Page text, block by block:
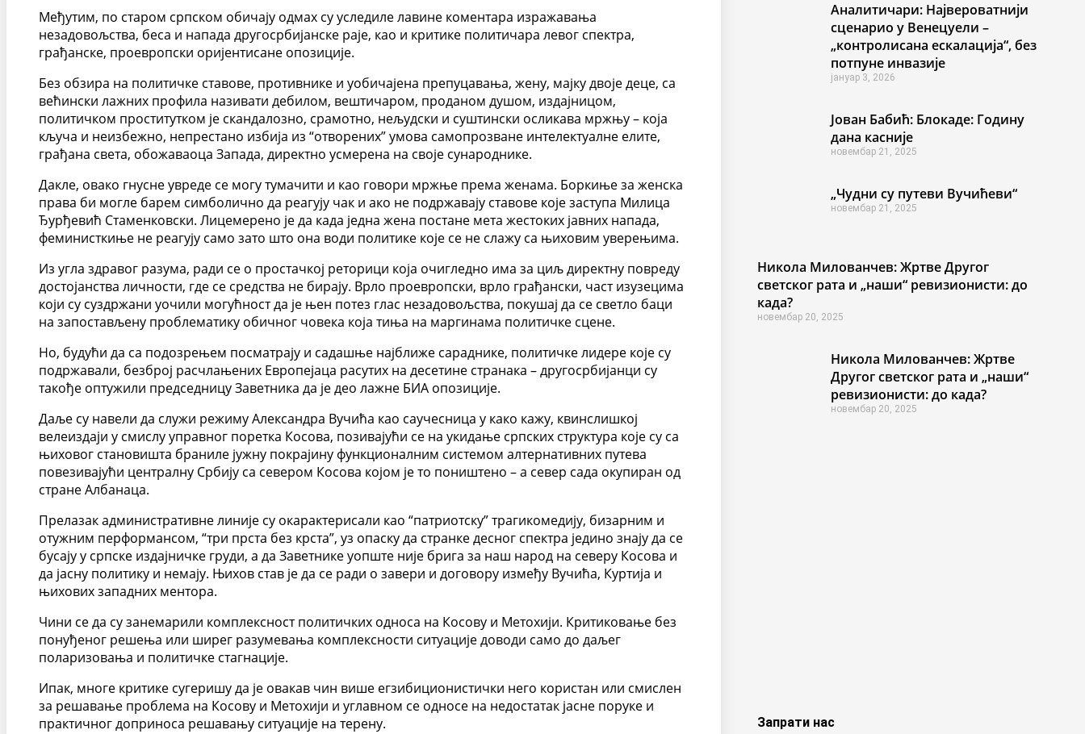
Међутим, по старом српском обичају одмах су уследиле лавине коментара изражавања
незадовољства, беса и напада другосрбијанске раје, као и критике политичара левог спектра,
грађанске, проевропски оријентисане опозиције.
Без обзира на политичке ставове, противнике и уобичајена препуцавања, жену, мајку двоје деце, са
већински лажних профила називати дебилом, вештичаром, проданом душом, издајницом,
политичком проститутком је скандалозно, срамотно, нељудски и суштински осликава мржњу – која
кључа и неизбежно, непрестано избија из “отворених” умова самопрозване интелектуалне елите,
грађана света, обожаваоца Запада, директно усмерена на своје сународнике.
Дакле, овако гнусне увреде се могу тумачити и као говори мржње према женама. Боркиње за женска
права би могле барем симболично да реагују чак и ако не подржавају ставове које заступа Милица
Ђурђевић Стаменковски. Лицемерено је да када једна жена постане мета жестоких јавних напада,
феминисткиње не реагују само зато што она води политике које се не слажу са њиховим уверењима.
Из угла здравог разума, ради се о простачкој реторици која очигледно има за циљ директну повреду
достојанства личности, где се средства не бирају. Врло проевропски, врло грађански, част изузецима
који су суздржани уочили могућност да је њен потез глас незадовољства, покушај да се светло баци
на запостављену проблематику обичног човека која тиња на маргинама политичке сцене.
Но, будући да са подозрењем посматрају и садашње најближе сараднике, политичке лидере које су
подржавали, безброј расчлањених Европејаца расутих на десетине странака – другосрбијанци су
такође оптужили председницу Заветника да је део лажне БИА опозиције.
Даље су навели да служи режиму Александра Вучића као саучесница у како кажу, квинслишкој
велеиздаји у смислу управног поретка Косова, позивајући се на укидање српских структура које су са
њиховог становишта браниле јужну покрајину функционалним системом алтернативних путева
повезивајући централну Србију са севером Косова којом је то поништено – а север сада окупиран од
стране Албанаца.
Прелазак административне линије су окарактерисали као “патриотску” трагикомедију, бизарним и
отужним перформансом, “три прста без крста”, уз опаску да странке десног спектра једино знају да се
бусају у српске издајничке груди, а да Заветнике уопште није брига за наш народ на северу Косова и
да јасну политику и немају. Њихов став је да се ради о завери и договору између Вучића, Куртија и
њихових западних ментора.
Чини се да су занемарили комплексност политичких односа на Косову и Метохији. Критиковање без
понуђеног решења или ширег разумевања комплексности ситуације доводи само до даљег
поларизовања и политичке стагнације.
Ипак, многе критике сугеришу да је овакав чин више егзибиционистички него користан или смислен
за решавање проблема на Косову и Метохији и углавном се односе на недостатак јасне поруке и
практичног доприноса решавању ситуације на терену.
Аналитичари: Највероватнији
сценарио у Венецуели –
„контролисана ескалација“, без
потпуне инвазије
јануар 3, 2026
Јован Бабић: Блокаде: Годину
дана касније
новембар 21, 2025
„Чудни су путеви Вучићеви“
новембар 21, 2025
Никола Милованчев: Жртве Другог
светског рата и „наши“ ревизионисти: до
када?
новембар 20, 2025
Никола Милованчев: Жртве
Другог светског рата и „наши“
ревизионисти: до када?
новембар 20, 2025
Запрати нас